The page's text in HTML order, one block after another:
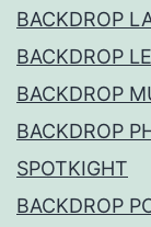
BACKDROP
BACKDROP
BACKDROP
BACKDROP
SPOTKIGHT
BACKDROP